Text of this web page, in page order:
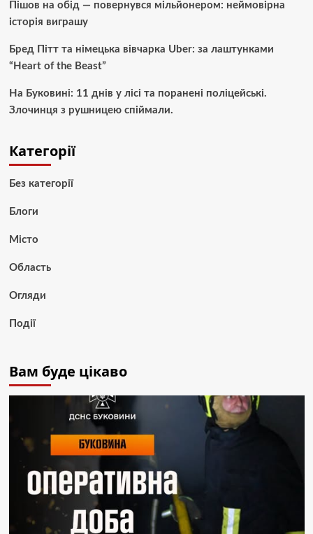
Пішов на обід — повернувся мільйонером: неймовірна
історія виграшу
Бред Пітт та німецька вівчарка Uber: за лаштунками
“Heart of the Beast”
На Буковині: 11 днів у лісі та поранені поліцейські.
Злочинця з рушницею спіймали.
Категорії
Без категорії
Блоги
Місто
Область
Огляди
Події
Вам буде цікаво